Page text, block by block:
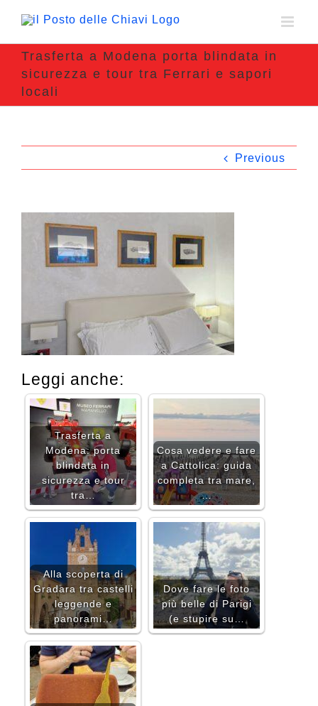
Trasferta a Modena porta blindata in
sicurezza e tour tra Ferrari e sapori
locali
Previous
Leggi anche:
Trasferta a
Modena: porta
blindata in
sicurezza e tour
tra…
Cosa vedere e fare
a Cattolica: guida
completa tra mare,
…
Alla scoperta di
Gradara tra castelli
leggende e
panorami…
Dove fare le foto
più belle di Parigi
(e stupire su…